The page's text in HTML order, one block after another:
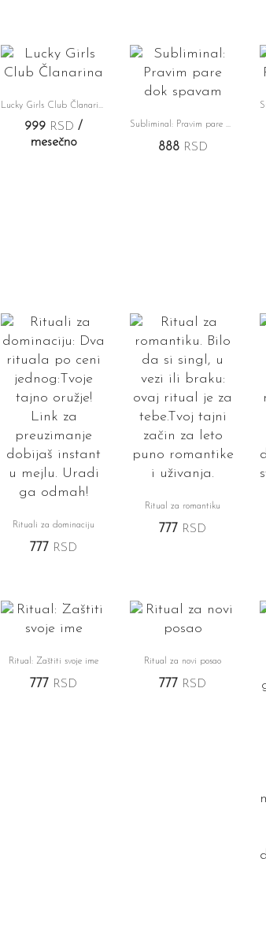
Lucky Girls Club Članarina
999 RSD /
mesečno
Subliminal: Pravim pare dok spavam
888 RSD
Rituali za dominaciju
777 RSD
Ritual za romantiku
777 RSD
Ritual: Zaštiti svoje ime
777 RSD
Ritual za novi posao
777 RSD